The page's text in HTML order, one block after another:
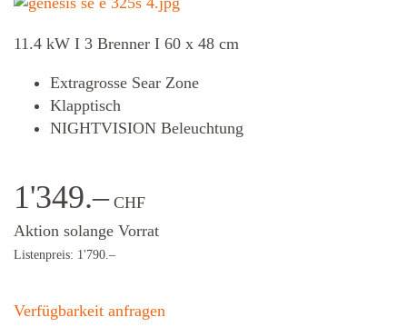
11.4 kW I 3 Brenner I 60 x 48 cm
Extragrosse Sear Zone
Klapptisch
NIGHTVISION Beleuchtung
1'349.–CHF
Aktion solange Vorrat
Listenpreis: 1'790.–
Verfügbarkeit anfragen